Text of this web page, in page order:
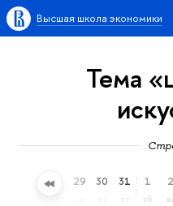
Высшая школа экономики
Тема
28 29 30 31
пт
1
сб
2
вс